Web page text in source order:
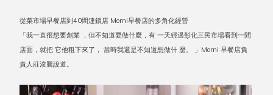
從菜市場早餐店到40間連鎖店 Morni早餐店的多角化經營
「我一直很想要創業 ，但不知道要做什麼，有 一天經過彰化三民市場看到一間
店面，就把 它他租下來了， 當時我還是不知道想做什 麼。 」Morni 早餐店負
責人莊浚騰說道。